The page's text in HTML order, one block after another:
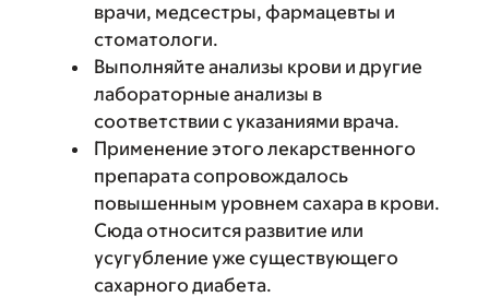
врачи, медсестры, фармацевты и
стоматологи.
Выполняйте анализы крови и другие
лабораторные анализы в
соответствии с указаниями врача.
Применение этого лекарственного
препарата сопровождалось
повышенным уровнем сахара в крови.
Сюда относится развитие или
усугубление уже существующего
сахарного диабета.